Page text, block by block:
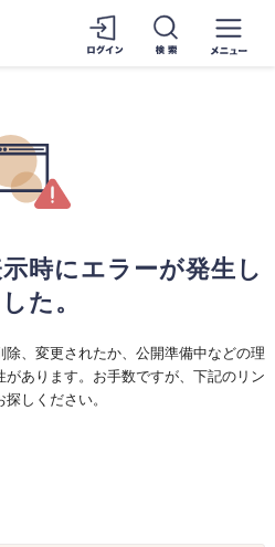
時にエラーが発生し
た。
、変更されたか、公開準備中などの理
あります。お手数ですが、下記のリン
探しください。